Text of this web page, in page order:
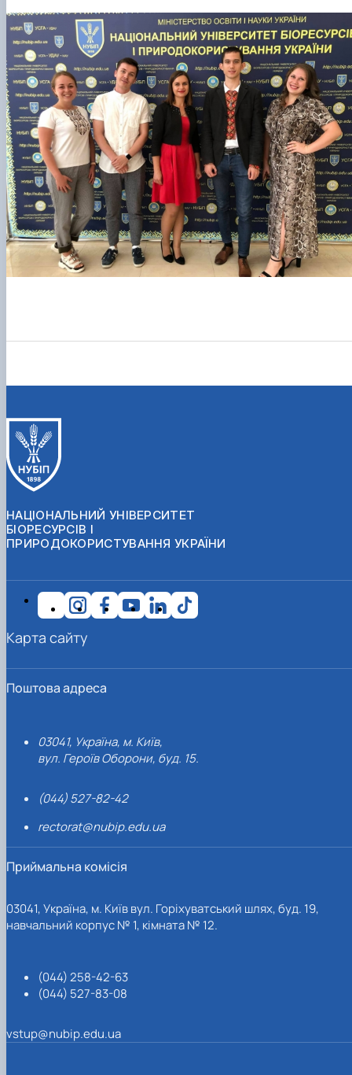
НАЦІОНАЛЬНИЙ УНІВЕРСИТЕТ
БІОРЕСУРСІВ І
ПРИРОДОКОРИСТУВАННЯ УКРАЇНИ
Поштова адреса
03041, Україна, м. Київ,
вул. Героїв Оборони, буд. 15.
(044) 527-82-42
rectorat@nubip.edu.ua
Приймальна комісія
03041, Україна, м. Київ вул. Горіхуватський шлях, буд. 19,
навчальний корпус № 1, кімната № 12.
(044) 258-42-63
(044) 527-83-08
vstup@nubip.edu.ua
Карта сайту